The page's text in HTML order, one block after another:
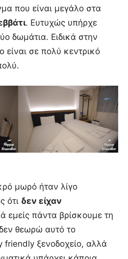
που είναι μεγάλο στα
. Ευτυχώς υπήρχε
δωμάτια. Ειδικά στην
είναι σε πολύ κεντρικό
μωρό ήταν λίγο
ότι δεν είχαν
εμείς πάντα βρίσκουμε τη
θεωρώ αυτό το
friendly ξενοδοχείο, αλλά